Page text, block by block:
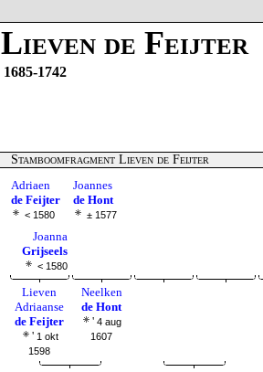
Lieven de Feijter
1685-1742
Stamboomfragment Lieven de Feijter
Adriaen
de Feijter
< 1580
Joanna
Grijseels
< 1580
Joannes
de Hont
± 1577
Lieven
Adriaanse
de Feijter
' 1 okt
1598
Neelken
de Hont
' 4 aug
1607